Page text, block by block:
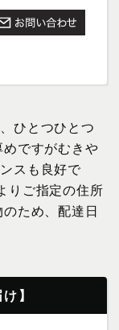
ひとつひとつ
ですがむきや
スも良好で
りご指定の住所
ため、配達日
】